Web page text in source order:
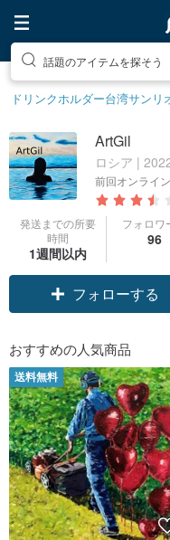
話題のアイテムを探そう
ドリンクホルダー台湾サンリ
ArtGil
ロシア |
前回オンライン
発送までの所要
時間
1週間以内
フォロワ
96
フォローする
おすすめの人気商品
送料無料